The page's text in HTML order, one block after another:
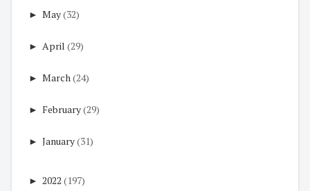
► May(32)
► April (29)
► March(24)
► February(29)
► January(31)
► 2022 (197)